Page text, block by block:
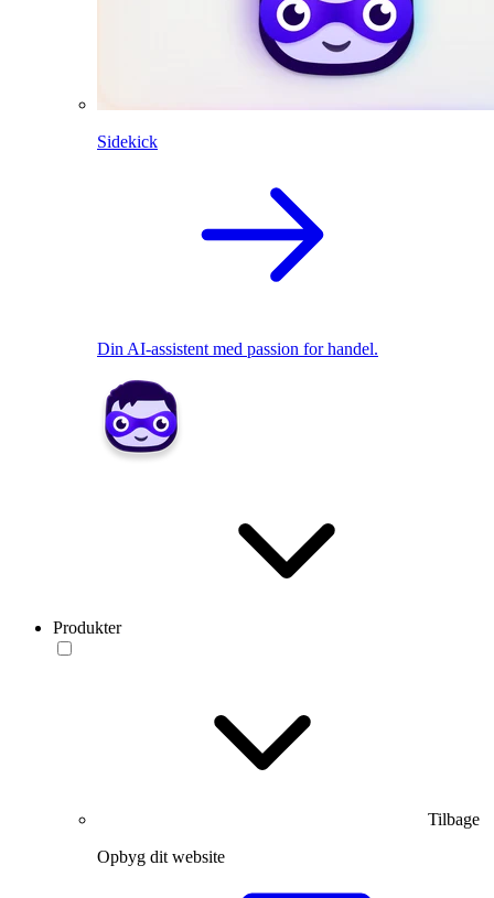
Sidekick
Din AI-assistent med passion for handel.
Produkter
Tilbage
Opbyg dit website